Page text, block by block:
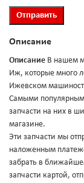
Описание
Описание В нашем
Иж, которые много
Ижевском
Самыми
запчасти на них в
магазине.
Эти запчасти мы
наложенным
забрать в
запчасти картой,